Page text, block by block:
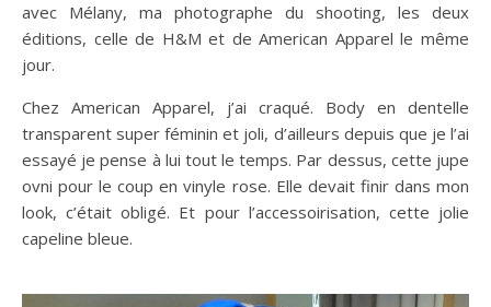
avec Mélany, ma photographe du shooting, les deux
éditions, celle de H&M et de American Apparel le même
jour.
Chez American Apparel, j’ai craqué. Body en dentelle
transparent super féminin et joli, d’ailleurs depuis que je l’ai
essayé je pense à lui tout le temps. Par dessus, cette jupe
ovni pour le coup en vinyle rose. Elle devait finir dans mon
look, c’était obligé. Et pour l’accessoirisation, cette jolie
capeline bleue.